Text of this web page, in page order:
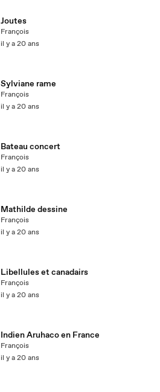
Joutes
François
il y a 20 ans
Sylviane rame
François
il y a 20 ans
Bateau concert
François
il y a 20 ans
Mathilde dessine
François
il y a 20 ans
Libellules et canadairs
François
il y a 20 ans
Indien Aruhaco en France
François
il y a 20 ans